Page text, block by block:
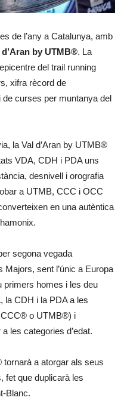
de l’any a Catalunya, amb
d’Aran by UTMB®. La
del trail running
xifra rècord de
de curses per muntanya del
la Val d’Aran by UTMB®
VDA, CDH i PDA uns
desnivell i orografia
a UTMB, CCC i OCC
en una autèntica
segona vegada
sent l’únic a Europa
primers homes i les deu
la CDH i la PDA a les
o UTMB®) i
les categories d’edat.
tornarà a atorgar als seus
fet que duplicarà les
Blanc.